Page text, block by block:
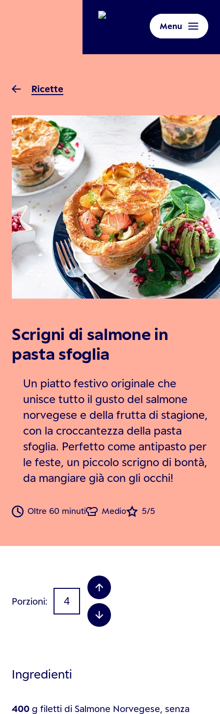
Menu
Ricette
Scrigni di salmone in
pasta sfoglia
Un piatto festivo originale che
unisce tutto il gusto del salmone
norvegese e della frutta di stagione,
con la croccantezza della pasta
sfoglia. Perfetto come antipasto per
le feste, un piccolo scrigno di bontà,
da mangiare già con gli occhi!
Oltre 60 minuti Medio 5/5
Porzioni
Ingredienti
400 g filetti di Salmone Norvegese, senza